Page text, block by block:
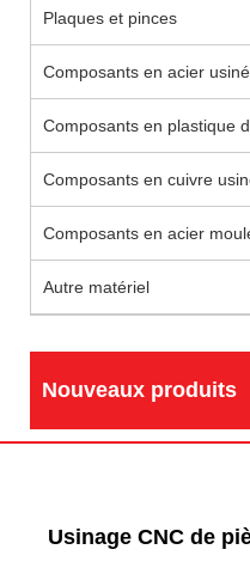
Plaques et pinces
Composants en acier
Composants en plastique
Composants en cuivre
Composants en acier
Autre matériel
Nouveaux produits
Usinage CNC de